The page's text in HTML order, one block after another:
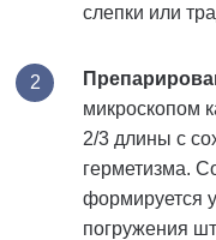
слепки или
микроскопом
2/3 длины с
герметизма.
формируется
погружения